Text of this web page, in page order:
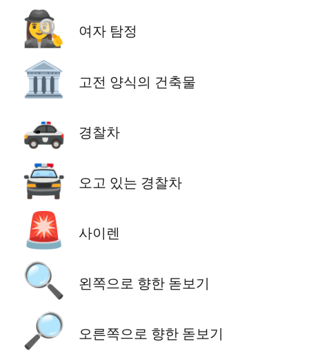
🕵️‍♀️ 여자 탐정
🏛️ 고전 양식의 건축물
🚓 경찰차
🚔 오고 있는 경찰차
🚨 사이렌
🔍 왼쪽으로 향한 돋보기
🔎 오른쪽으로 향한 돋보기